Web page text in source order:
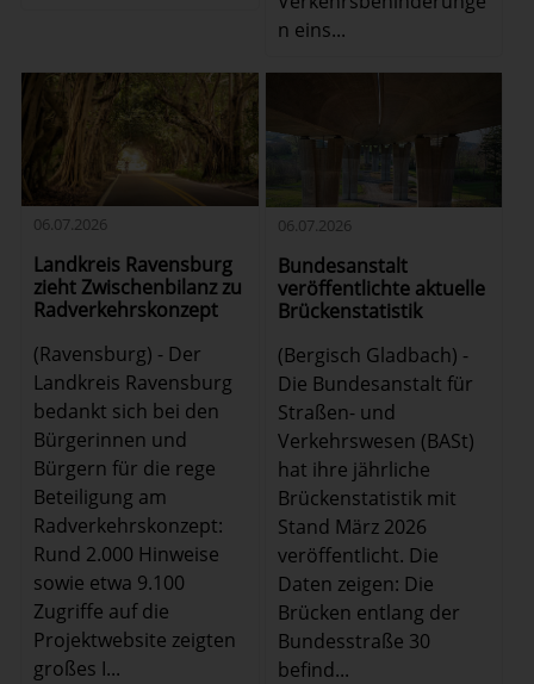
n eins...
06.07.2026
Landkreis Ravensburg
zieht Zwischenbilanz zu
Radverkehrskonzept
(Ravensburg) - Der
Landkreis Ravensburg
bedankt sich bei den
Bürgerinnen und
Bürgern für die rege
Beteiligung am
Radverkehrskonzept:
Rund 2.000 Hinweise
sowie etwa 9.100
Zugriffe auf die
Projektwebsite zeigten
großes I...
06.07.2026
Bundesanstalt
veröffentlichte aktuelle
Brückenstatistik
(Bergisch Gladbach) -
Die Bundesanstalt für
Straßen- und
Verkehrswesen (BASt)
hat ihre jährliche
Brückenstatistik mit
Stand März 2026
veröffentlicht. Die
Daten zeigen: Die
Brücken entlang der
Bundesstraße 30
befind...